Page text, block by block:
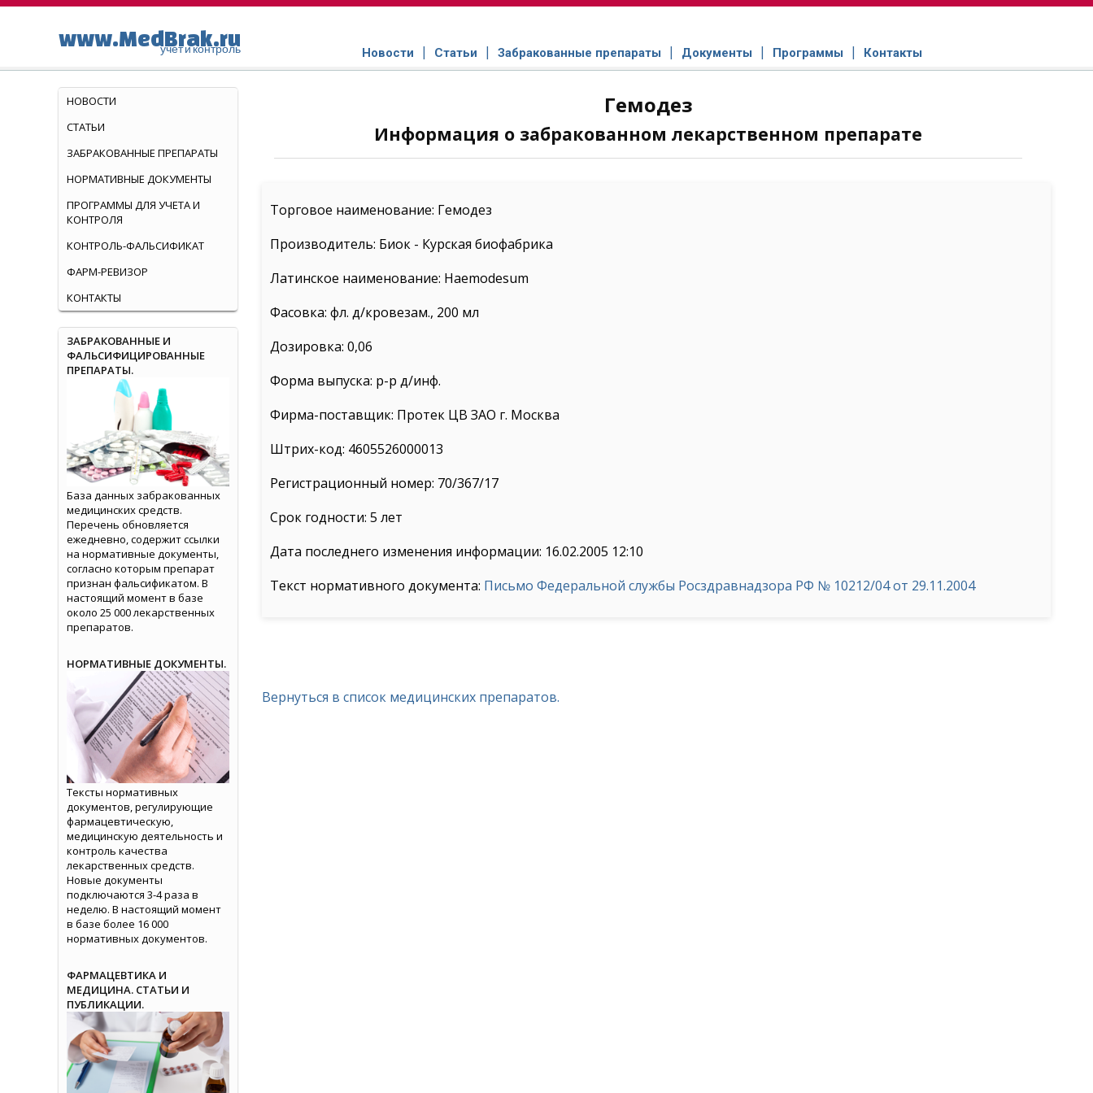
www.MedBrak.ru
учет и контроль Новости Статьи Забракованные препараты Документы Программы Контакты
Гемодез
Информация о забракованном лекарственном препарате
Торговое наименование: Гемодез
Производитель: Биок - Курская биофабрика
Латинское наименование: Haemodesum
Фасовка: фл. д/кровезам., 200 мл
Дозировка: 0,06
Форма выпуска: р-р д/инф.
Фирма-поставщик: Протек ЦВ ЗАО г. Москва
Штрих-код: 4605526000013
Регистрационный номер: 70/367/17
Срок годности: 5 лет
Дата последнего изменения информации: 16.02.2005 12:10
Текст нормативного документа: Письмо Федеральной службы Росздравнадзора РФ № 10212/04 от 29.11.2004
Вернуться в список медицинских препаратов.
НОВОСТИ
СТАТЬИ
ЗАБРАКОВАННЫЕ ПРЕПАРАТЫ
НОРМАТИВНЫЕ ДОКУМЕНТЫ
ПРОГРАММЫ ДЛЯ УЧЕТА И
КОНТРОЛЯ
КОНТРОЛЬ-ФАЛЬСИФИКАТ
ФАРМ-РЕВИЗОР
КОНТАКТЫ
ЗАБРАКОВАННЫЕ И
ФАЛЬСИФИЦИРОВАННЫЕ
ПРЕПАРАТЫ.
База данных забракованных
медицинских средств.
Перечень обновляется
ежедневно, содержит ссылки
на нормативные документы,
согласно которым препарат
признан фальсификатом. В
настоящий момент в базе
около 25 000 лекарственных
препаратов.
НОРМАТИВНЫЕ ДОКУМЕНТЫ.
Тексты нормативных
документов, регулирующие
фармацевтическую,
медицинскую деятельность и
контроль качества
лекарственных средств.
Новые документы
подключаются 3-4 раза в
неделю. В настоящий момент
в базе более 16 000
нормативных документов.
ФАРМАЦЕВТИКА И
МЕДИЦИНА. СТАТЬИ И
ПУБЛИКАЦИИ.